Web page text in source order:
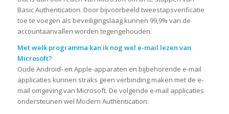
Basic Authentication. Door bijvoorbeeld tweestapsverificatie
toe te voegen als beveiligingslaag kunnen 99,9% van de
accountaanvallen worden tegengehouden.
Met welk programma kan ik nog wel e-mail lezen van
Microsoft?
Oude Android- en Apple-apparaten en bijbehorende e-mail
applicaties kunnen straks geen verbinding maken met de e-
mail omgeving van Microsoft. De volgende e-mail applicaties
ondersteunen wel Modern Authentication: